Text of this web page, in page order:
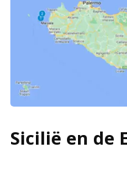
Sicilië en de